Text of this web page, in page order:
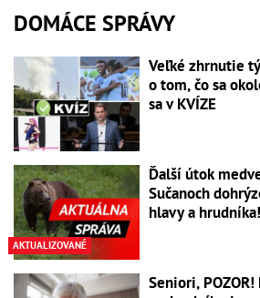
DOMÁCE SPRÁVY
Veľké zhrnutie
o tom, čo sa
sa v KVÍZE
AKTUALIZOVANÉ
Ďalší útok
Sučanoch
hlavy a hrudníka!
Seniori,